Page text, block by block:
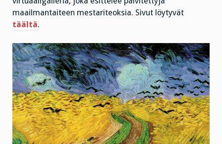
maailmantaiteen mestariteoksia. Sivut löytyvät
täältä.